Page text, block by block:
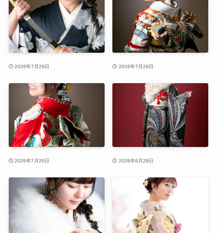
2026年7月26日 2026年7月26日
2026年7月26日 2026年6月28日